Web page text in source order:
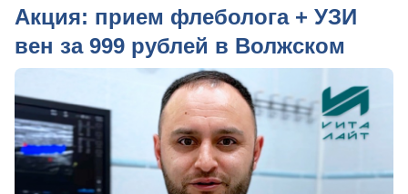
Акция: прием флеболога + УЗИ
вен за 999 рублей в Волжском